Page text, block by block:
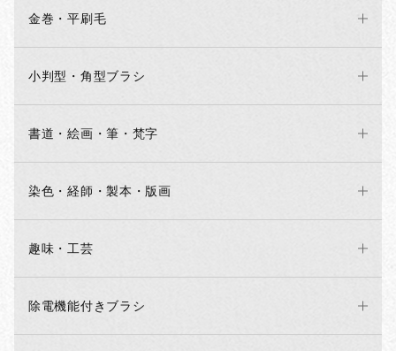
金巻・平刷毛
小判型・角型ブラシ
書道・絵画・筆・梵字
染色・経師・製本・版画
趣味・工芸
除電機能付きブラシ